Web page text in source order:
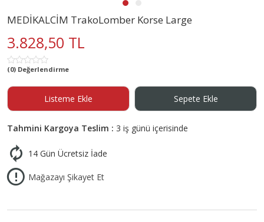
MEDİKALCİM TrakoLomber Korse Large
3.828,50 TL
(0) Değerlendirme
Listeme Ekle Sepete Ekle
Tahmini Kargoya Teslim : 3 iş günü içerisinde
14 Gün Ücretsiz İade
Mağazayı Şikayet Et